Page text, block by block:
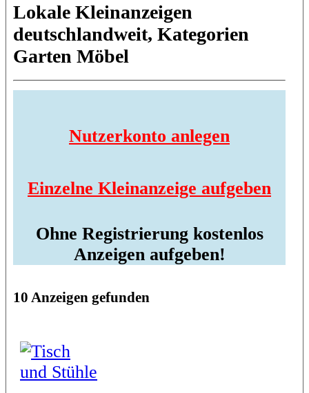
Lokale Kleinanzeigen
deutschlandweit, Kategorien
Garten Möbel
Nutzerkonto anlegen
Einzelne Kleinanzeige aufgeben
Ohne Registrierung kostenlos
Anzeigen aufgeben!
10 Anzeigen gefunden